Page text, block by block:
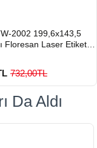
2002 199,6x143,5
Floresan Laser Etiket
732,00TL
Da Aldı